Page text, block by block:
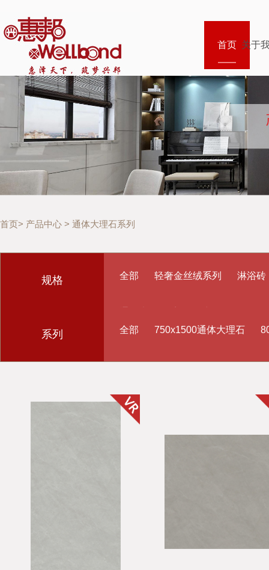
首页 关于
首页> 产品中心 > 通体大理石系列
规格 全部 轻奢金丝绒系列 淋浴砖
系列 全部 750x1500通体大理石